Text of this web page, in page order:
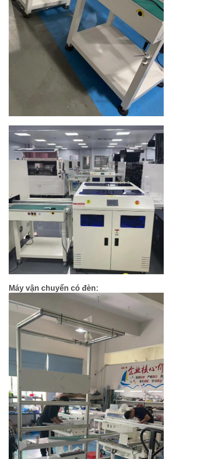
Máy vận chuyển có đèn: